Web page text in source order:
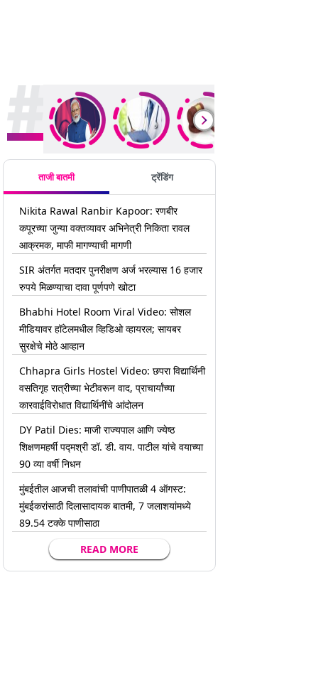
ताजी बातमी ट्रेंडिंग
Nikita Rawal Ranbir Kapoor: रणबीर
कपूरच्या जुन्या वक्तव्यावर अभिनेत्री निकिता रावल
आक्रमक, माफी मागण्याची मागणी
SIR अंतर्गत मतदार पुनरीक्षण अर्ज भरल्यास 16 हजार
रुपये मिळण्याचा दावा पूर्णपणे खोटा
Bhabhi Hotel Room Viral Video: सोशल
मीडियावर हॉटेलमधील व्हिडिओ व्हायरल; सायबर
सुरक्षेचे मोठे आव्हान
Chhapra Girls Hostel Video: छपरा विद्यार्थिनी
वसतिगृह रात्रीच्या भेटीवरून वाद, प्राचार्यांच्या
कारवाईविरोधात विद्यार्थिनींचे आंदोलन
DY Patil Dies: माजी राज्यपाल आणि ज्येष्ठ
शिक्षणमहर्षी पद्मश्री डॉ. डी. वाय. पाटील यांचे वयाच्या
90 व्या वर्षी निधन
मुंबईतील आजची तलावांची पाणीपातळी 4 ऑगस्ट:
मुंबईकरांसाठी दिलासादायक बातमी, 7 जलाशयांमध्ये
89.54 टक्के पाणीसाठा
READ MORE